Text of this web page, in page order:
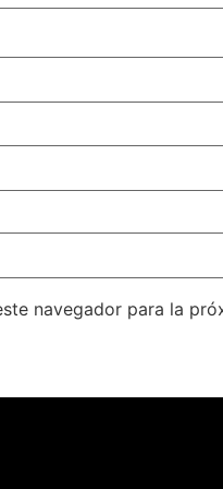
navegador para la